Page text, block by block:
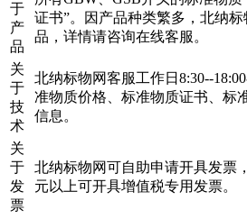
于
产
品
证书”。因产品种类繁多，北纳
品，详情请咨询在线客服。
关
于
技
术
北纳标物网客服工作日8:30--
准物质价格、标准物质证书、标
信息。
关
于
发
票
北纳标物网可自助申请开具发票
元以上可开具增值税专用发票。